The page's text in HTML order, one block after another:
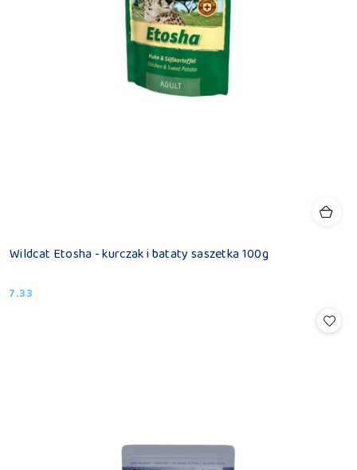
Wildcat Etosha - kurczak i bataty saszetka 100g
Cena:
7.33